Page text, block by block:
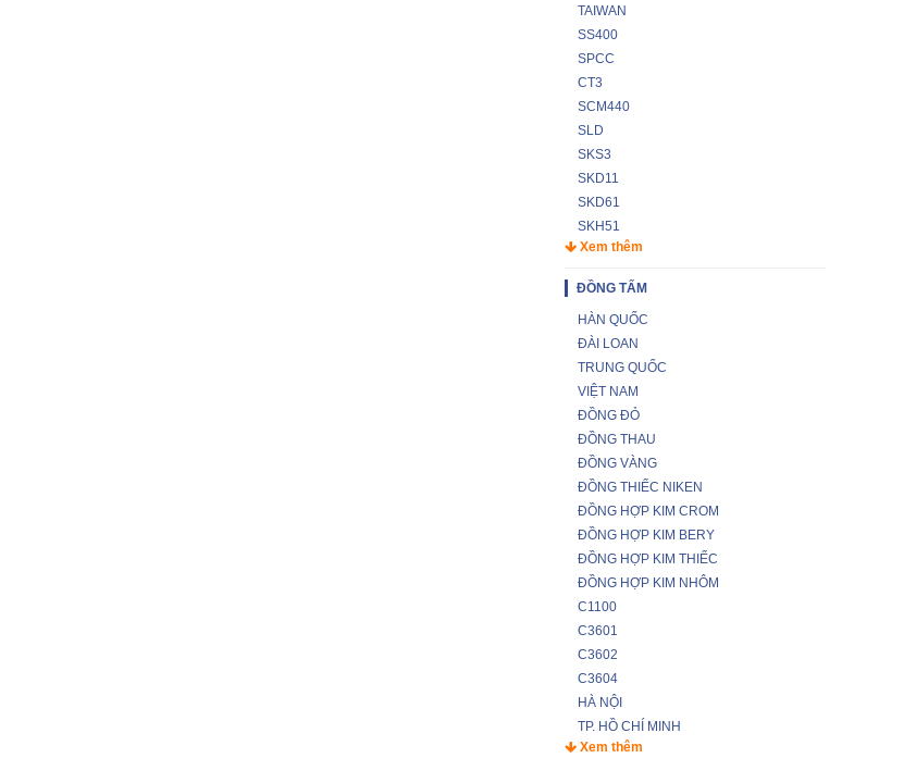
TAIWAN
SS400
SPCC
CT3
SCM440
SLD
SKS3
SKD11
SKD61
SKH51
Xem thêm
ĐỒNG TẤM
HÀN QUỐC
ĐÀI LOAN
TRUNG QUỐC
VIỆT NAM
ĐỒNG ĐỎ
ĐỒNG THAU
ĐỒNG VÀNG
ĐỒNG THIẾC NIKEN
ĐỒNG HỢP KIM CROM
ĐỒNG HỢP KIM BERY
ĐỒNG HỢP KIM THIẾC
ĐỒNG HỢP KIM NHÔM
C1100
C3601
C3602
C3604
HÀ NỘI
TP. HỒ CHÍ MINH
Xem thêm